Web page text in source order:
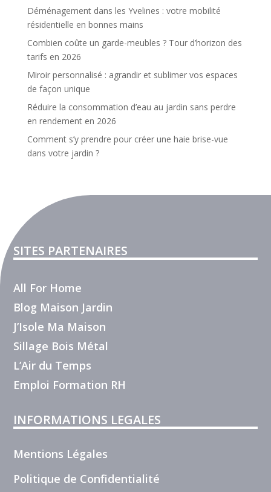
Déménagement dans les Yvelines : votre mobilité
résidentielle en bonnes mains
Combien coûte un garde-meubles ? Tour d’horizon des
tarifs en 2026
Miroir personnalisé : agrandir et sublimer vos espaces
de façon unique
Réduire la consommation d’eau au jardin sans perdre
en rendement en 2026
Comment s’y prendre pour créer une haie brise-vue
dans votre jardin ?
SITES PARTENAIRES
All For Home
Blog Maison Jardin
J’Isole Ma Maison
Sillage Bois Métal
L’Air du Temps
Emploi Formation RH
INFORMATIONS LEGALES
Mentions Légales
Politique de Confidentialité